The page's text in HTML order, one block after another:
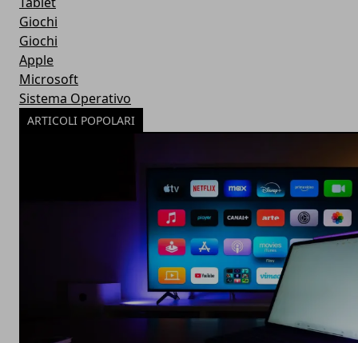
Giochi
Giochi
Apple
Microsoft
Sistema Operativo
ARTICOLI POPOLARI